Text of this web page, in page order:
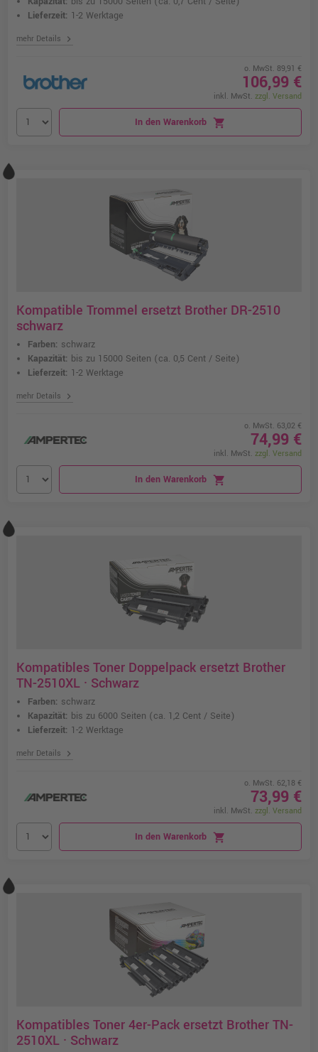
Lieferzeit: 1-2 Werktage
mehr Details chevron_right
o. MwSt. 89,91 €
106,99 €
inkl. MwSt. zzgl. Versand
In den Warenkorb shopping_cart
Kompatible Trommel ersetzt Brother DR-2510
schwarz
Farben: schwarz
Kapazität: bis zu 15000 Seiten (ca. 0,5 Cent / Seite)
Lieferzeit: 1-2 Werktage
mehr Details chevron_right
o. MwSt. 63,02 €
74,99 €
inkl. MwSt. zzgl. Versand
In den Warenkorb shopping_cart
Kompatibles Toner Doppelpack ersetzt Brother
TN-2510XL · Schwarz
Farben: schwarz
Kapazität: bis zu 6000 Seiten (ca. 1,2 Cent / Seite)
Lieferzeit: 1-2 Werktage
mehr Details chevron_right
o. MwSt. 62,18 €
73,99 €
inkl. MwSt. zzgl. Versand
In den Warenkorb shopping_cart
Kompatibles Toner 4er-Pack ersetzt Brother TN-
2510XL · Schwarz